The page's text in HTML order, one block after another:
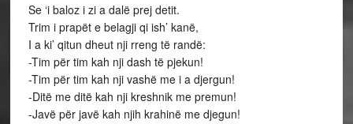
Se ‘i baloz i zi a dalë prej detit.
Trim i prapët e belagji qi ish’ kanë,
I a ki’ qitun dheut nji rreng të randë:
-Tim për tim kah nji dash të pjekun!
-Tim për tim kah nji vashë me i a djergun!
-Ditë me ditë kah nji kreshnik me premun!
-Javë për javë kah njih krahinë me djegun!